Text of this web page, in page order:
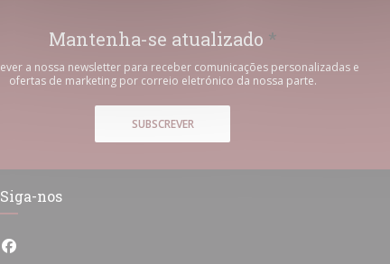
Mantenha-se atualizado *
a nossa newsletter para receber comunicações personalizadas e
ofertas de marketing por correio eletrónico da nossa parte.
SUBSCREVER
Siga-nos
Facebook ((abre numa nova janela))